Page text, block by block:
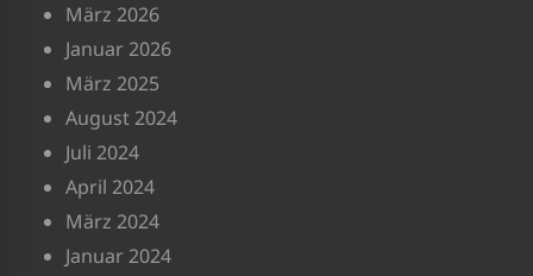
März 2026
Januar 2026
März 2025
August 2024
Juli 2024
April 2024
März 2024
Januar 2024